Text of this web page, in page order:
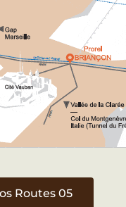
Routes 05